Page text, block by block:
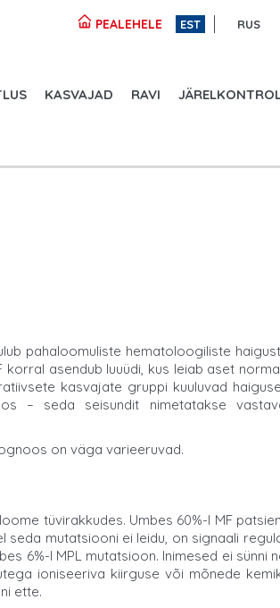
PEALEHELE EST RUS
KASVAJAD RAVI
pahaloomuliste hematoloogiliste
asendub luuüdi, kus leiab aset
kasvajate gruppi kuuluvad
– seda seisundit nimetatakse
on väga varieeruvad.
tüvirakkudes. Umbes 60%-l MF
seda mutatsiooni ei leidu, on signaali
6%-l MPL mutatsioon. Inimesed ei sünni
ioniseeriva kiirguse või mõnede
ette.